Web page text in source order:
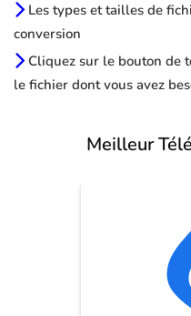
Les types et tailles de
conversion
Cliquez sur le bouton de
le fichier dont vous avez
Meilleur